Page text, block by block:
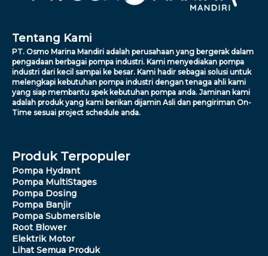
Tentang Kami
PT. Osmo Marina Mandiri adalah perusahaan yang bergerak dalam
pengadaan berbagai pompa industri. Kami menyediakan pompa
industri dari kecil sampai ke besar. Kami hadir sebagai solusi untuk
melengkapi kebutuhan pompa industri dengan tenaga ahli kami
yang siap membantu spek kebutuhan pompa anda. Jaminan kami
adalah produk yang kami berikan dijamin Asli dan pengiriman On-
Time sesuai project schedule anda.
Produk Terpopuler
Pompa Hydrant
Pompa MultiStages
Pompa Dosing
Pompa Banjir
Pompa Submersible
Root Blower
Elektrik Motor
Lihat Semua Produk